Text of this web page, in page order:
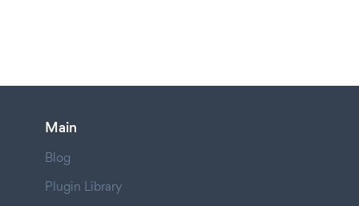
Main
Blog
Plugin Library